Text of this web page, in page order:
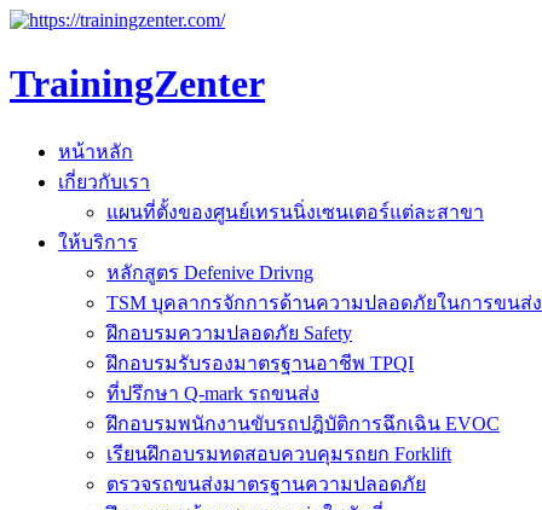
TrainingZenter
หน้าหลัก
เกี่ยวกับเรา
แผนที่ตั้งของศูนย์เทรนนิ่งเซนเตอร์แต่ละสาขา
ให้บริการ
หลักสูตร Defenive Drivng
TSM บุคลากรจักการด้านความปลอดภัยในการขนส่ง
ฝึกอบรมความปลอดภัย Safety
ฝึกอบรมรับรองมาตรฐานอาชีพ TPQI
ที่ปรึกษา Q-mark รถขนส่ง
ฝึกอบรมพนักงานขับรถปฎิบัติการฉึกเฉิน EVOC
เรียนฝึกอบรมทดสอบควบคุมรถยก Forklift
ตรวจรถขนส่งมาตรฐานความปลอดภัย